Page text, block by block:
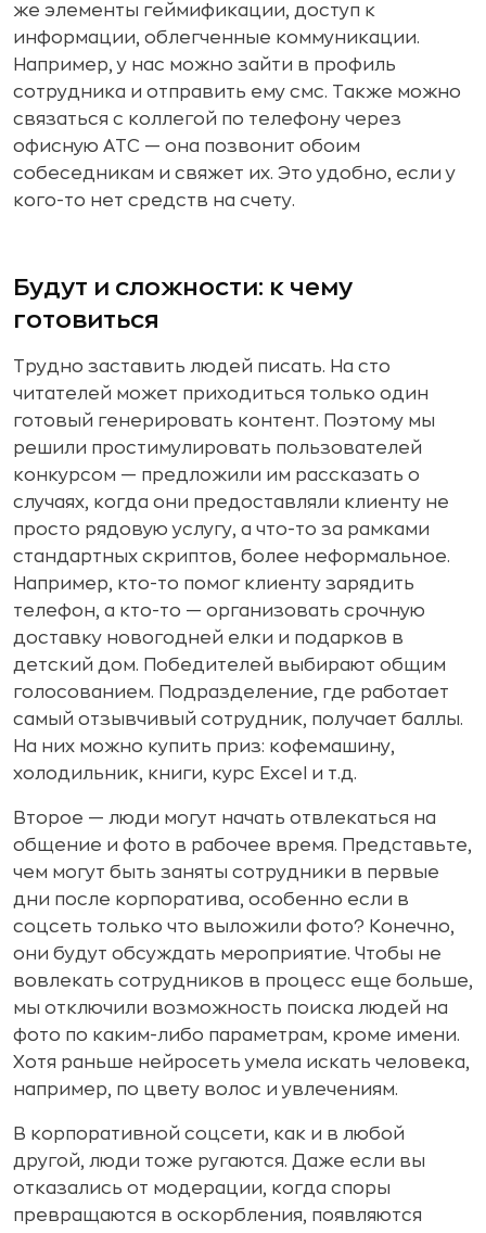
же элементы геймификации, доступ к
информации, облегченные коммуникации.
Например, у нас можно зайти в профиль
сотрудника и отправить ему смс. Также можно
связаться с коллегой по телефону через
офисную АТС — она позвонит обоим
собеседникам и свяжет их. Это удобно, если у
кого-то нет средств на счету.
Будут и сложности: к чему
готовиться
Трудно заставить людей писать. На сто
читателей может приходиться только один
готовый генерировать контент. Поэтому мы
решили простимулировать пользователей
конкурсом — предложили им рассказать о
случаях, когда они предоставляли клиенту не
просто рядовую услугу, а что-то за рамками
стандартных скриптов, более неформальное.
Например, кто-то помог клиенту зарядить
телефон, а кто-то — организовать срочную
доставку новогодней елки и подарков в
детский дом. Победителей выбирают общим
голосованием. Подразделение, где работает
самый отзывчивый сотрудник, получает баллы.
На них можно купить приз: кофемашину,
холодильник, книги, курс Excel и т.д.
Второе — люди могут начать отвлекаться на
общение и фото в рабочее время. Представьте,
чем могут быть заняты сотрудники в первые
дни после корпоратива, особенно если в
соцсеть только что выложили фото? Конечно,
они будут обсуждать мероприятие. Чтобы не
вовлекать сотрудников в процесс еще больше,
мы отключили возможность поиска людей на
фото по каким-либо параметрам, кроме имени.
Хотя раньше нейросеть умела искать человека,
например, по цвету волос и увлечениям.
В корпоративной соцсети, как и в любой
другой, люди тоже ругаются. Даже если вы
отказались от модерации, когда споры
превращаются в оскорбления, появляются